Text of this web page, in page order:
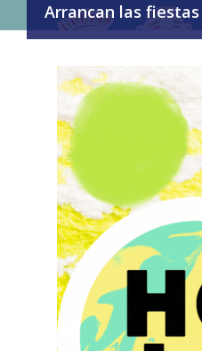
Arrancan las fiestas